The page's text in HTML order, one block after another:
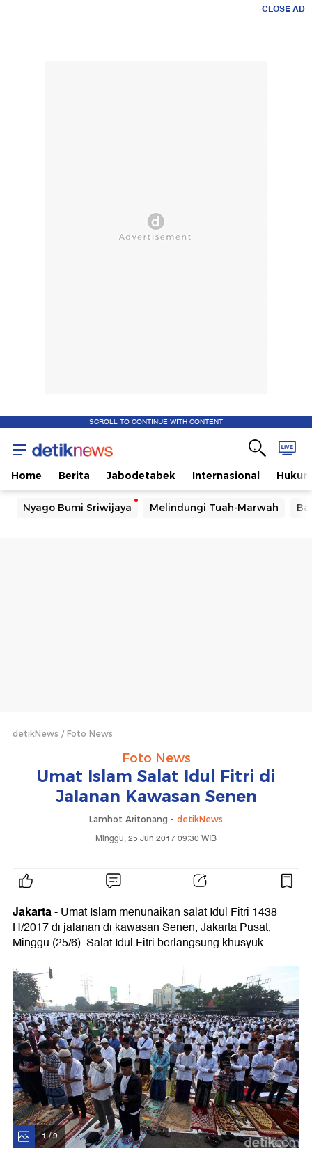
CLOSE AD
SCROLL TO CONTINUE WITH CONTENT
Home Berita Jabodetabek Internasional Hukum
Nyago Bumi Sriwijaya Melindungi Tuah-Marwah
detikNews Foto News
Foto News
Umat Islam Salat Idul Fitri di
Jalanan Kawasan Senen
Lamhot Aritonang - detikNews
Minggu, 25 Jun 2017 09:30 WIB
Jakarta- Umat Islam menunaikan salat Idul Fitri 1438
H/2017 di jalanan di kawasan Senen, Jakarta Pusat,
Minggu (25/6). Salat Idul Fitri berlangsung khusyuk.
1 / 9